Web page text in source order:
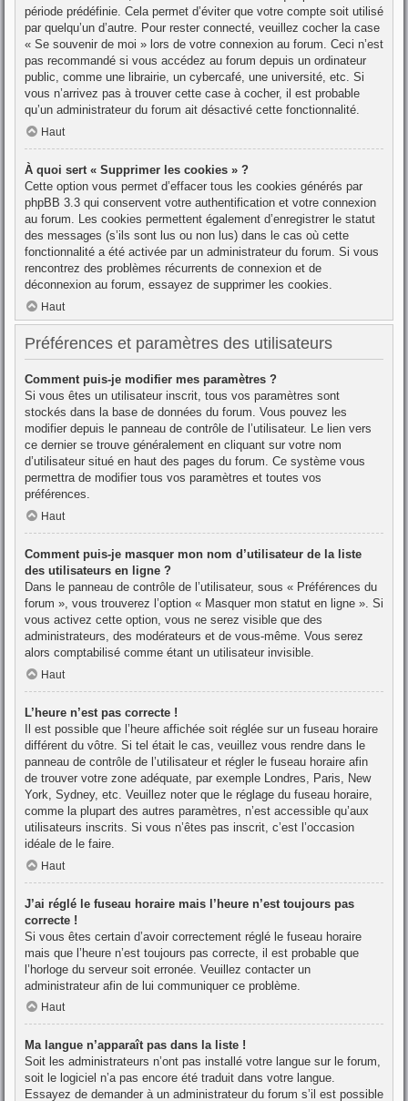
période prédéfinie. Cela permet d’éviter que votre compte soit utilisé
par quelqu’un d’autre. Pour rester connecté, veuillez cocher la case
« Se souvenir de moi » lors de votre connexion au forum. Ceci n’est
pas recommandé si vous accédez au forum depuis un ordinateur
public, comme une librairie, un cybercafé, une université, etc. Si
vous n’arrivez pas à trouver cette case à cocher, il est probable
qu’un administrateur du forum ait désactivé cette fonctionnalité.
Haut
À quoi sert « Supprimer les cookies » ?
Cette option vous permet d’effacer tous les cookies générés par
phpBB 3.3 qui conservent votre authentification et votre connexion
au forum. Les cookies permettent également d’enregistrer le statut
des messages (s’ils sont lus ou non lus) dans le cas où cette
fonctionnalité a été activée par un administrateur du forum. Si vous
rencontrez des problèmes récurrents de connexion et de
déconnexion au forum, essayez de supprimer les cookies.
Haut
Préférences et paramètres des utilisateurs
Comment puis-je modifier mes paramètres ?
Si vous êtes un utilisateur inscrit, tous vos paramètres sont
stockés dans la base de données du forum. Vous pouvez les
modifier depuis le panneau de contrôle de l’utilisateur. Le lien vers
ce dernier se trouve généralement en cliquant sur votre nom
d’utilisateur situé en haut des pages du forum. Ce système vous
permettra de modifier tous vos paramètres et toutes vos
préférences.
Haut
Comment puis-je masquer mon nom d’utilisateur de la liste
des utilisateurs en ligne ?
Dans le panneau de contrôle de l’utilisateur, sous « Préférences du
forum », vous trouverez l’option « Masquer mon statut en ligne ». Si
vous activez cette option, vous ne serez visible que des
administrateurs, des modérateurs et de vous-même. Vous serez
alors comptabilisé comme étant un utilisateur invisible.
Haut
L’heure n’est pas correcte !
Il est possible que l’heure affichée soit réglée sur un fuseau horaire
différent du vôtre. Si tel était le cas, veuillez vous rendre dans le
panneau de contrôle de l’utilisateur et régler le fuseau horaire afin
de trouver votre zone adéquate, par exemple Londres, Paris, New
York, Sydney, etc. Veuillez noter que le réglage du fuseau horaire,
comme la plupart des autres paramètres, n’est accessible qu’aux
utilisateurs inscrits. Si vous n’êtes pas inscrit, c’est l’occasion
idéale de le faire.
Haut
J’ai réglé le fuseau horaire mais l’heure n’est toujours pas
correcte !
Si vous êtes certain d’avoir correctement réglé le fuseau horaire
mais que l’heure n’est toujours pas correcte, il est probable que
l’horloge du serveur soit erronée. Veuillez contacter un
administrateur afin de lui communiquer ce problème.
Haut
Ma langue n’apparaît pas dans la liste !
Soit les administrateurs n’ont pas installé votre langue sur le forum,
soit le logiciel n’a pas encore été traduit dans votre langue.
Essayez de demander à un administrateur du forum s’il est possible